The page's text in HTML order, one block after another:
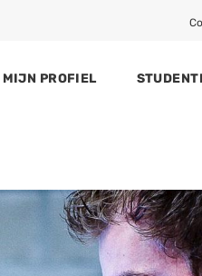
MIJN PROFIEL